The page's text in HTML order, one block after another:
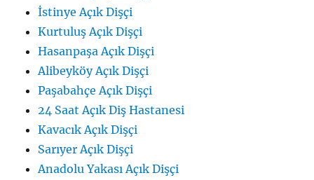
İstinye Açık Dişçi
Kurtuluş Açık Dişçi
Hasanpaşa Açık Dişçi
Alibeyköy Açık Dişçi
Paşabahçe Açık Dişçi
24 Saat Açık Diş Hastanesi
Kavacık Açık Dişçi
Sarıyer Açık Dişçi
Anadolu Yakası Açık Dişçi